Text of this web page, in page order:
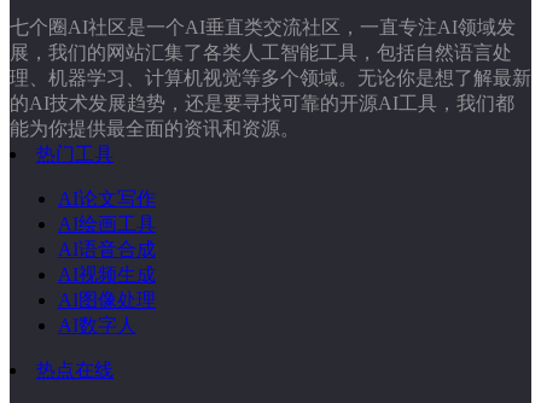
七个圈AI社区是一个AI垂直类交流社区，一直专注AI领域发
展，我们的网站汇集了各类人工智能工具，包括自然语言处
理、机器学习、计算机视觉等多个领域。无论你是想了解最新
的AI技术发展趋势，还是要寻找可靠的开源AI工具，我们都
能为你提供最全面的资讯和资源。
热门工具
AI论文写作
AI绘画工具
AI语音合成
AI视频生成
AI图像处理
AI数字人
热点在线